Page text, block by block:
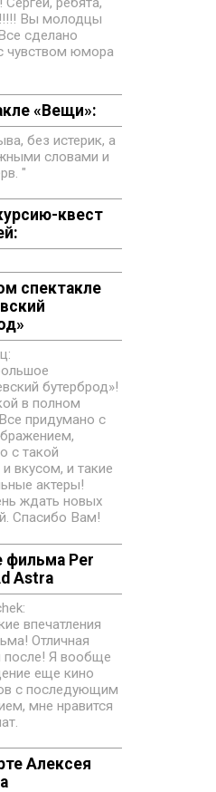
Вы молодцы
сделано
чувством юмора
«Вещи»:
без истерик, а
словами и
"
квест
спектакле
бутерброд»!
в полном
придумано с
с такой
вкусом, и такие
актеры!
ждать новых
Спасибо Вам!
фильма Per
Astra
впечатления
Отличная
после! Я вообще
еще кино
с последующим
мне нравится
Алексея